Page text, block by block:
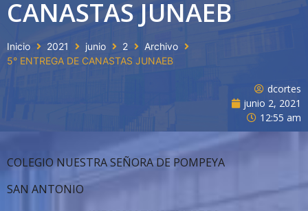
CANASTAS JUNAEB
Inicio 2021 junio 2
Archivo
5° ENTREGA DE CANASTAS JUNAEB
dcortes
junio 2, 2021
12:55 am
COLEGIO NUESTRA SEÑORA DE POMPEYA
SAN ANTONIO